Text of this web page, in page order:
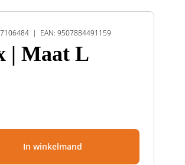
EAN: 9507884491159
| Maat L
In winkelmand